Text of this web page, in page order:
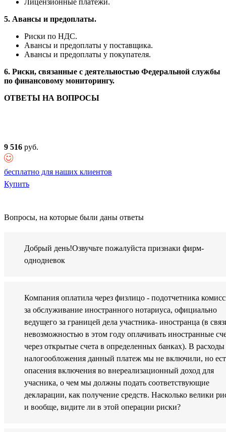
Лицензионные платежи.
5. Авансы и предоплаты.
Риски по НДС.
Авансы и предоплаты у поставщика.
Авансы и предоплаты у покупателя.
6. Риски, связанные с деятельностью Федеральной службы
по финансовому мониторингу.
ОТВЕТЫ НА ВОПРОСЫ
9 516 руб.
бесплатно для наших клиентов
Купить
Вопросы, на которые были даны ответы
Добрый день!Озвучьте пожалуйста признаки фирм-
однодневок
Компания оплатила через физлицо - подотчетника
за обслуживание иностранного нотариуса, официально
ведущего за границей дела участника- иностранца (в
невозможностью в этом году оплачивать иностранные
через открытые счета в определенных банках). В расходы
налогообложения данный платеж мы не включили, но
опасения включения во внереализационный доход для
учасника, о чем мы должны подать соответствующие
декларации, как получение средств. Насколько велики
и вообще, видите ли в этой операции риски?